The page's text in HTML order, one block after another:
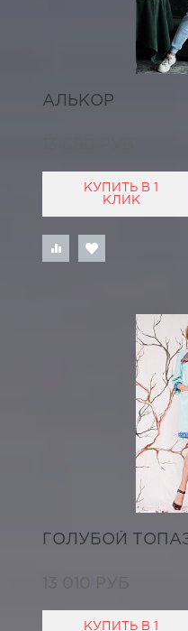
АЛЬКОР
КУПИТЬ В 1
КЛИК
ГОЛУБОЙ
13 010 РУБ
КУПИТЬ В 1